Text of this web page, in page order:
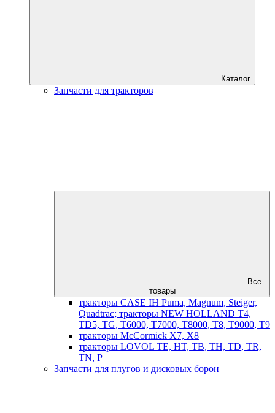
Каталог
Запчасти для тракторов
Все
товары
тракторы CASE IH Puma, Magnum, Steiger,
Quadtrac; тракторы NEW HOLLAND T4,
TD5, TG, T6000, T7000, T8000, T8, T9000, T9
тракторы McCormick X7, X8
тракторы LOVOL TE, HT, TB, TH, TD, TR,
TN, P
Запчасти для плугов и дисковых борон